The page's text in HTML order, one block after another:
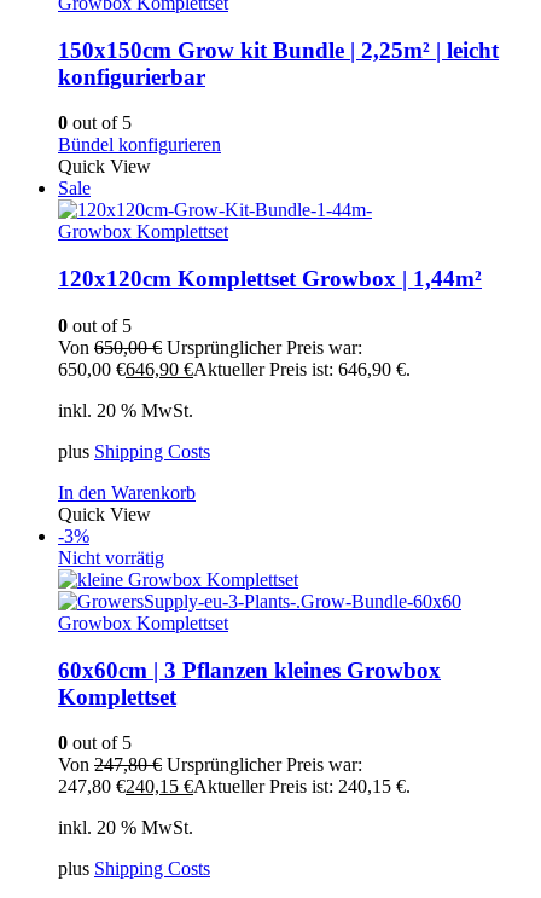
150x150cm Grow kit Bundle | 2,25m² | leicht
konfigurierbar
0 out of 5
Bündel konfigurieren
Quick View
Sale
Growbox Komplettset
120x120cm Komplettset Growbox | 1,44m²
0 out of 5
Von 650,00€ Ursprünglicher Preis war:
650,00 €646,90 €Aktueller Preis ist: 646,90 €.
inkl. 20 % MwSt.
plus Shipping Costs
In den Warenkorb
Quick View
-3%
Nicht vorrätig
Growbox Komplettset
60x60cm | 3 Pflanzen kleines Growbox
Komplettset
0 out of 5
Von 247,80€ Ursprünglicher Preis war:
247,80 €240,15 €Aktueller Preis ist: 240,15 €.
inkl. 20 % MwSt.
plus Shipping Costs